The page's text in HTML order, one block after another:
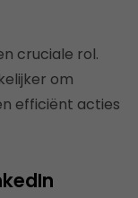
cruciale rol.
om
efficiënt acties